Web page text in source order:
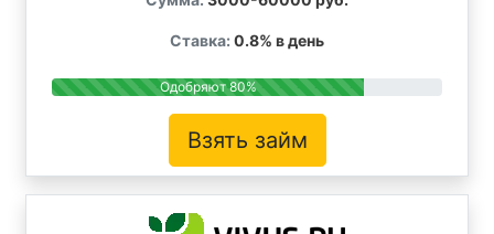
Ставка: 0.8% в день
Одобряют 80%
Взять займ